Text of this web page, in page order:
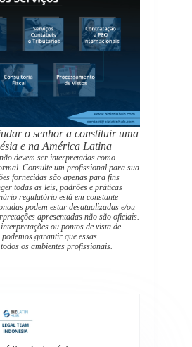
o senhor a constituir uma
e na América Latina
devem ser interpretadas como
Consulte um profissional para sua
fornecidas são apenas para fins
todas as leis, padrões e práticas
regulatório está em constante
podem estar desatualizadas e/ou
apresentadas não são oficiais.
ou pontos de vista de
garantir que essas
os ambientes profissionais.